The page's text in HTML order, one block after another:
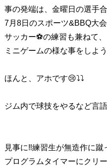
事の発端は、金曜日の選手
7月8日のスポーツ&BBQ大会
サッカー⚽の練習も兼ねて
ミニゲームの様な事をしよ
ほんと、アホです😢⤵⤵
ジム内で球技をやるなど言
見事に‼練習生が無造作に蹴
プログラムタイマーにクリー